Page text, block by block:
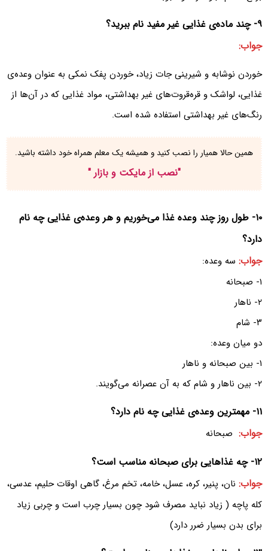
۹- چند ماده‌ی غذایی غیر مفید نام ببرید‌؟
جواب:
خوردن نوشابه و شیرینی جات زیاد، خوردن پفک نمکی به عنوان وعده‌ی
غذایی‌، لواشک و قره‌قروت‌های غیر بهداشتی، مواد غذایی که در آن‌ها از
رنگ‌های غیر بهداشتی استفاده شده است.
همین حالا همیار را نصب کنید و همیشه یک معلم همراه خود داشته باشید.
"نصب از مایکت و بازار "
۱۰- طول روز چند وعده غذا می‌خوریم و هر وعده‌ی غذایی چه نام
دارد‌؟
جواب: سه وعده‌:
۱- صبحانه‌
۲- ناهار
۳- شام
دو میان وعده:
۱- بین صبحانه و ناهار
۲- بین ناهار و شام که به آن عصرانه می‌گویند.
۱۱- مهمترین وعده‌ی غذایی چه نام دارد‌؟
جواب: صبحانه
۱۲- چه غذاهایی برای صبحانه مناسب است‌‌؟
جواب: نان‌، پنیر‌، کره‌، عسل‌، خامه‌، تخم مرغ‌، گاهی اوقات حلیم‌، عدسی‌،
کله پاچه ( زیاد نباید مصرف شود چون بسیار چرب است و چربی زیاد
برای بدن بسیار ضرر دارد)